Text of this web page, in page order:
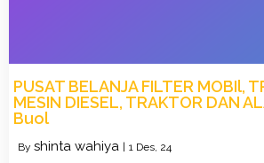
PUSAT BELANJA FILTER MOBIl,
MESIN DIESEL, TRAKTOR DAN
Buol
By shinta wahiya | 1 Des, 24